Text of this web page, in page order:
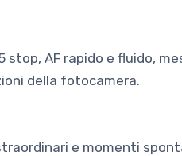
AF rapido e fluido,
della fotocamera.
e momenti